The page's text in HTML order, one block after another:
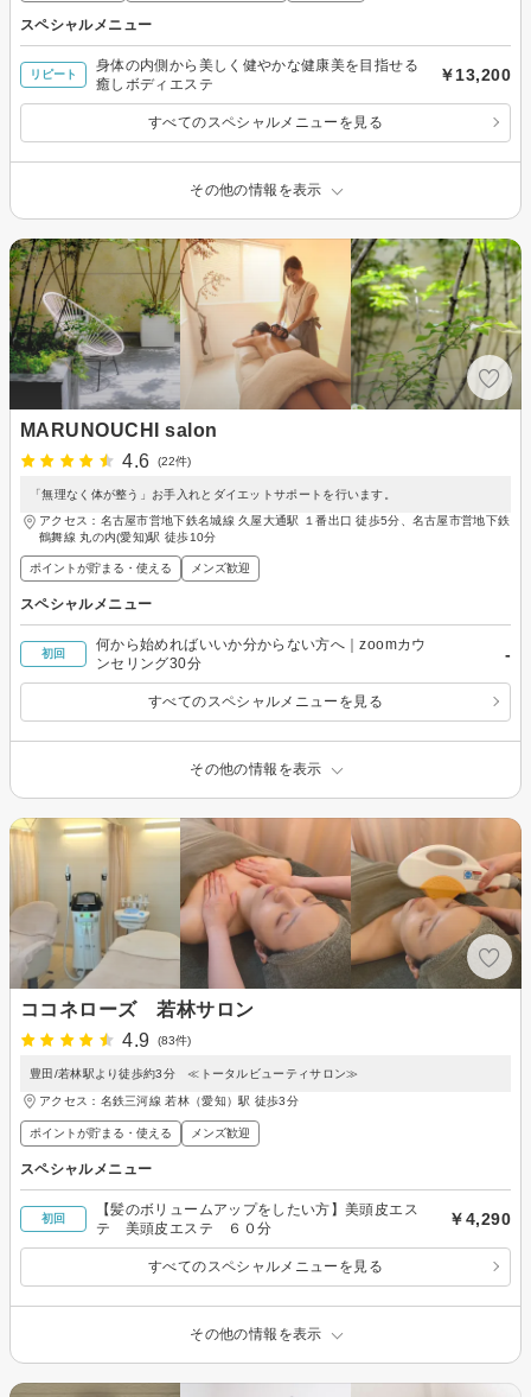
スペシャルメニュー
リピート
身体の内側から美しく健やかな健康美を目指せる
癒しボディエステ
￥13,200
すべてのスペシャルメニューを見る
その他の情報を表示
MARUNOUCHI salon
4.6
(22件)
「無理なく体が整う」お手入れとダイエットサポートを行います。
アクセス：名古屋市営地下鉄名城線 久屋大通駅 １番出口 徒歩5分、名古屋市営地下鉄
鶴舞線 丸の内(愛知)駅 徒歩10分
ポイントが貯まる・使える メンズ歓迎
スペシャルメニュー
初回
何から始めればいいか分からない方へ｜zoomカウ
ンセリング30分
-
すべてのスペシャルメニューを見る
その他の情報を表示
ココネローズ 若林サロン
4.9
(83件)
豊田/若林駅より徒歩約3分 ≪トータルビューティサロン≫
アクセス：名鉄三河線 若林（愛知）駅 徒歩3分
ポイントが貯まる・使える メンズ歓迎
スペシャルメニュー
初回
【髪のボリュームアップをしたい方】美頭皮エス
テ 美頭皮エステ ６０分
￥4,290
すべてのスペシャルメニューを見る
その他の情報を表示